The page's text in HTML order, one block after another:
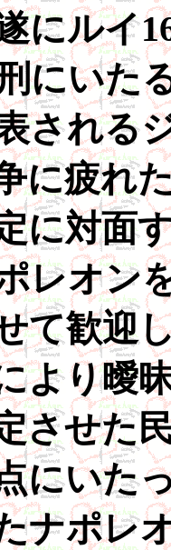
にルイ
にいた
される
に疲れ
に対面
レオン
て歓迎
り曖
させた
にいた
ナポレ